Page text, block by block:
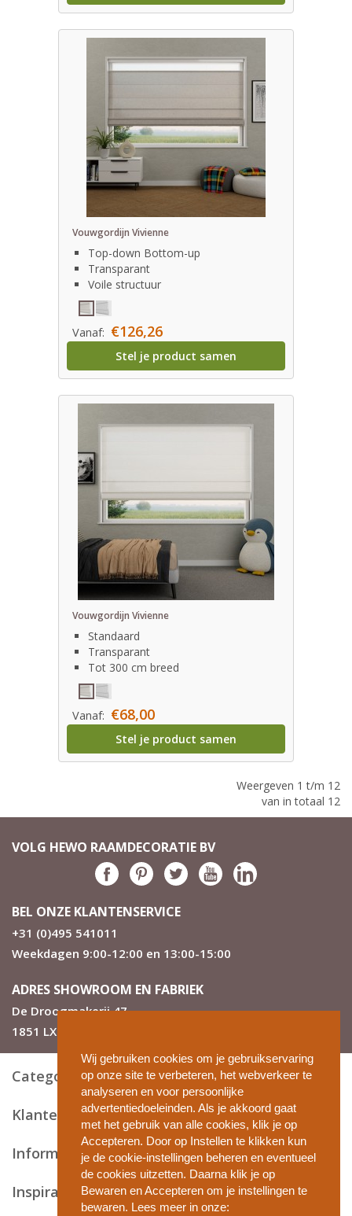
Wij gebruiken cookies om je gebruikservaring
op onze site te verbeteren, het webverkeer te
analyseren en voor persoonlijke
advertentiedoeleinden. Als je akkoord gaat
met het gebruik van alle cookies, klik je op
Accepteren. Door op Instellen te klikken kun
je de cookie-instellingen beheren en eventueel
de cookies uitzetten. Daarna klik je op
Bewaren en Accepteren om je instellingen te
bewaren. Lees meer in onze:
Vouwgordijn Vivienne
Top-down Bottom-up
Transparant
Voile structuur
Vanaf: €126,26
Stel je product samen
Vouwgordijn Vivienne
Standaard
Transparant
Tot 300 cm breed
Vanaf: €68,00
Stel je product samen
Weergeven 1 t/m 12
van in totaal 12
VOLG HEWO RAAMDECORATIE BV
BEL ONZE KLANTENSERVICE
+31 (0)495 541011
Weekdagen 9:00-12:00 en 13:00-15:00
ADRES SHOWROOM EN FABRIEK
De Droogmakerij 47
1851 LX Heiloo
Categorieën
Klantenservice
Informatie en tips
Inspiratie